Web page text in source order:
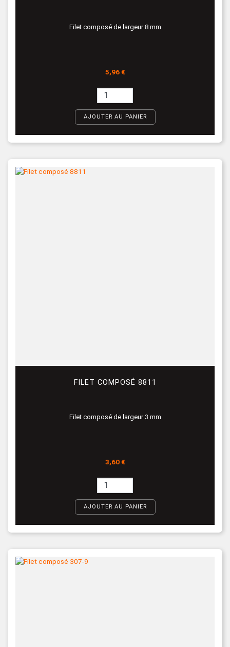
Filet composé de largeur 8 mm
Prix
5,96 €
AJOUTER AU PANIER
FILET COMPOSÉ 8811
Filet composé de largeur 3 mm
Prix
3,60 €
AJOUTER AU PANIER